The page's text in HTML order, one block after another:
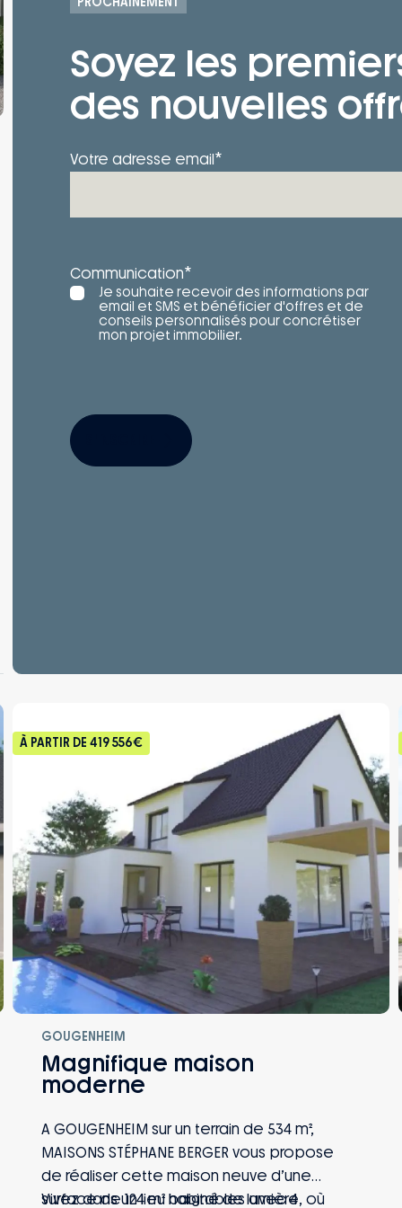
Soyez les
des nouvelles
Votre adresse email*
Communication*
Je souhaite recevoir des informations par
email et SMS et bénéficier d'offres et de
conseils personnalisés pour concrétiser
mon projet immobilier.
À PARTIR DE 419 556€
GOUGENHEIM
Magnifique maison
moderne
A GOUGENHEIM sur un terrain de 534 m²,
MAISONS STÉPHANE BERGER vous propose
de réaliser cette maison neuve d’une
surface de 124 m² habitables avec 4
Vivez dans un lieu baigné de lumière, où